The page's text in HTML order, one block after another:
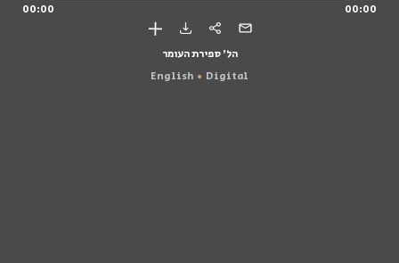
00:00 00:00
הל' ספירת העומר
English
Digital